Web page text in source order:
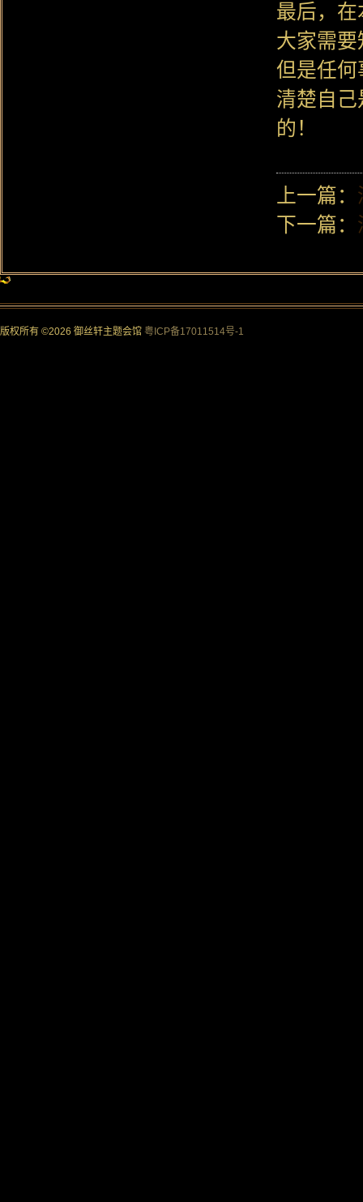
最后，
大家需
但是任何
清楚自
的！
上一篇：
下一篇：
版权所有 ©2026 御丝轩主题会馆 粤ICP备17011514号-1